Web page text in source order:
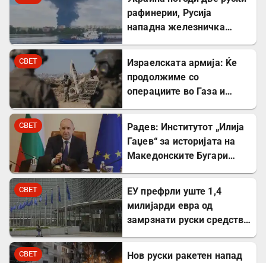
рафинерии, Русија
нападна железничка
СВЕТ
Израелската армија: Ќе
продолжиме со
операциите во Газа и
СВЕТ
Радев: Институтот „Илија
Гаџев“ за историјата на
Македонските Бугари
СВЕТ
ЕУ префрли уште 1,4
милијарди евра од
замрзнати руски средства
СВЕТ
Нов руски ракетен напад